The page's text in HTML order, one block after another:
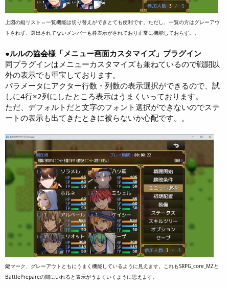
上図の縦リスト⇔一覧機能は切り替えができとても便利です。ただし、一覧の方はグレーアウ
トされず、選出されてないメンバーも枠表示がされており正常に機能しておらず。。
●ルルの協会様「メニュー画面カスタマイズ」プラグイン
同プラグインはメニューカスタマイズも兼ねているので戦闘以
外の表示でも重宝しております。
パラメータにアクター行数・列数の表示選択ができるので、試
しに4行×2列にしたところ表示はうまくいっております。
ただ、デフォルトだと文字のフォント選択ができないのでステ
ートの表示も出てきたときに被らないか心配です。。
鍵マーク、グレーアウトともにうまく機能しているように見えます。これもSRPG_core_MZと
BattlePrepareの間にいれると表示がうまくいくように思えます。